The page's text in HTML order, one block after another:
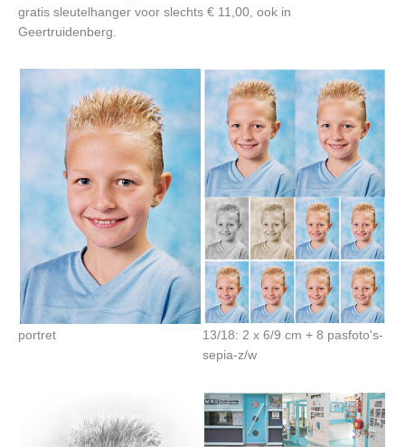
gratis sleutelhanger voor slechts € 11,00, ook in
Geertruidenberg.
portret
13/18: 2 x 6/9 cm + 8 pasfoto's-
sepia-z/w